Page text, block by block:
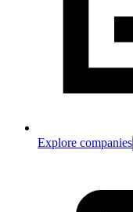
Explore companies